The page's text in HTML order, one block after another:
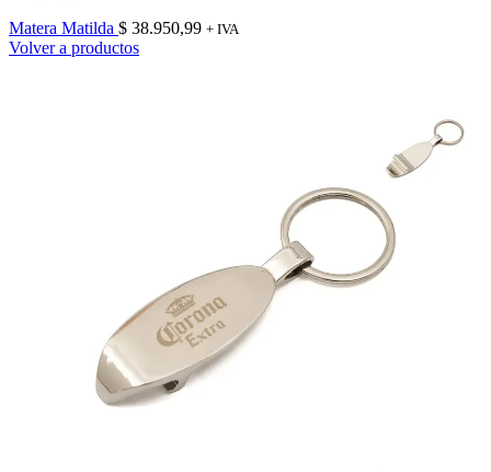
Matera Matilda $ 38.950,99 + IVA
Volver a productos